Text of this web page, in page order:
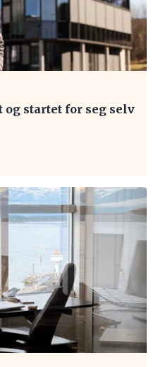
og startet for seg selv